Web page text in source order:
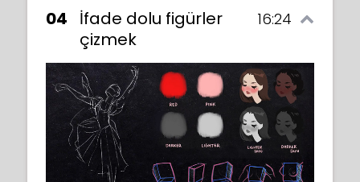
04
İfade dolu figürler
çizmek
16:24